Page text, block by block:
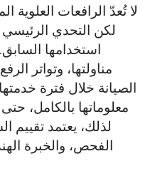
لا تُعدّ الرافعات العلوية
لكن التحدي
استخدامها
مناولتها، وتواتر
الصيانة خلال فترة
معلوماتها بالكامل،
لذلك، يعتمد
الفحص، والخبرة